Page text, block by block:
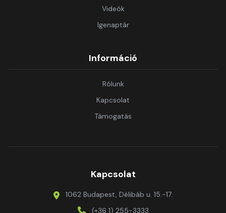
Videók
Igenaptár
Információ
Rólunk
Kapcsolat
Támogatás
Kapcsolat
1062 Budapest, Délibáb u. 15.-17.
(+36 1) 255-3333